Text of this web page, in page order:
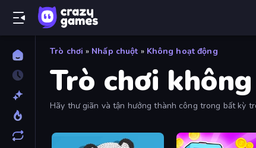
Trò chơi » Nhấp chuột » Không hoạt động
Trò chơi
Hãy thư giãn và tận hưởng thành công trong bất kỳ